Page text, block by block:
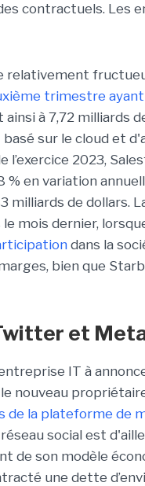
contractuels. Les
relativement
trimestre
à 7,72 milliards
basé sur le cloud et
2023,
% en variation
milliards de dollars.
mois dernier,
dans la
bien que
et
IT à
nouveau
la plateforme de
réseau social est
de son modèle
une dette